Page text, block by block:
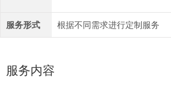
服务形式 根据不同需求进行定制服务
服务内容